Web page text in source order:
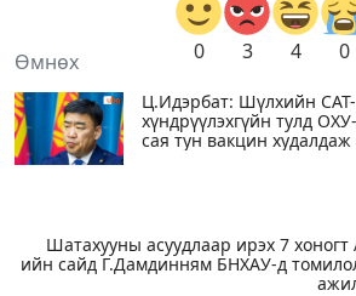
0 3 4 0
Өмнөх
Ц.Идэрбат: Шүлхийн
хүндрүүлэхгүйн тулд
сая тун вакцин худалдаж
Шатахууны асуудлаар ирэх 7 хоногт
ийн сайд Г.Дамдинням БНХАУ-д